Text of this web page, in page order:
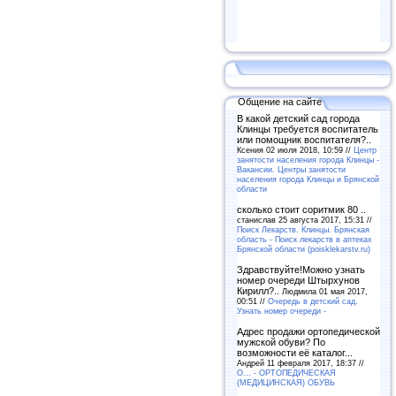
Общение на сайте
В какой детский сад города
Клинцы требуется воспитатель
или помощник воспитателя?..
Ксения 02 июля 2018, 10:59 // Центр
занятости населения города Клинцы -
Вакансии. Центры занятости
населения города Клинцы и Брянской
области
сколько стоит соритмик 80 ..
станислав 25 августа 2017, 15:31 //
Поиск Лекарств. Клинцы. Брянская
область - Поиск лекарств в аптеках
Брянской области (poisklekarstv.ru)
Здравствуйте!Можно узнать
номер очереди Штырхунов
Кирилл?..
Людмила 01 мая 2017,
00:51 // Очередь в детский сад.
Узнать номер очереди -
Адрес продажи ортопедической
мужской обуви? По
возможности её каталог...
Андрей 11 февраля 2017, 18:37 //
O... - ОРТОПЕДИЧЕСКАЯ
(МЕДИЦИНСКАЯ) ОБУВЬ